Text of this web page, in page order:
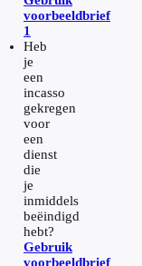
voorbeeldbrief
1
Heb
je
een
incasso
gekregen
voor
een
dienst
die
je
inmiddels
beëindigd
hebt?
Gebruik
voorbeeldbrief